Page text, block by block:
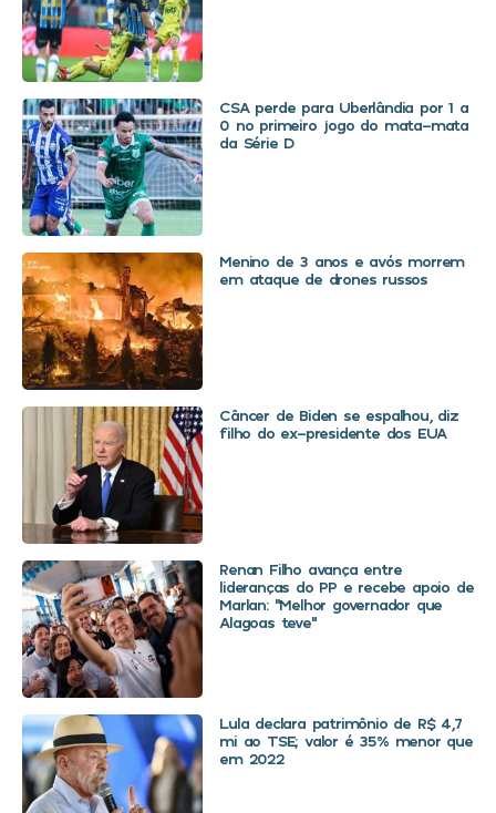
CSA perde para Uberlândia por 1 a
0 no primeiro jogo do mata-mata
da Série D
Menino de 3 anos e avós morrem
em ataque de drones russos
Câncer de Biden se espalhou, diz
filho do ex-presidente dos EUA
Renan Filho avança entre
lideranças do PP e recebe apoio de
Marlan: “Melhor governador que
Alagoas teve”
Lula declara patrimônio de R$ 4,7
mi ao TSE; valor é 35% menor que
em 2022